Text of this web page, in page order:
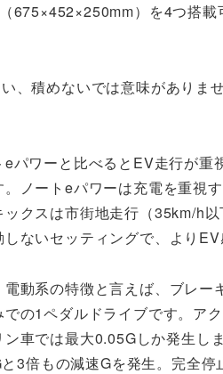
675×452×250mm）を4つ搭載
、積めないでは意味がありま
eパワーと比べるとEV走行が重
。ノートeパワーは充電を重視
ックスは市街地走行（35km/h
しないセッティングで、よりEV
電動系の特徴と言えば、ブレー
での1ペダルドライブです。ア
ン車では最大0.05Gしか発生し
3倍もの減速Gを発生。完全停